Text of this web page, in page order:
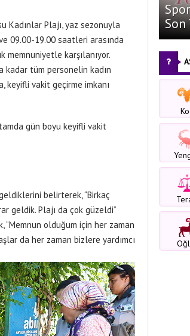
Kadınlar Plajı, yaz sezonuyla
09.00-19.00 saatleri arasında
memnuniyetle karşılanıyor.
kadar tüm personelin kadın
keyifli vakit geçirme imkanı
gün boyu keyifli vakit
belirterek, “Birkaç
geldik. Plajı da çok güzeldi”
olduğum için her zaman
da her zaman bizlere yardımcı